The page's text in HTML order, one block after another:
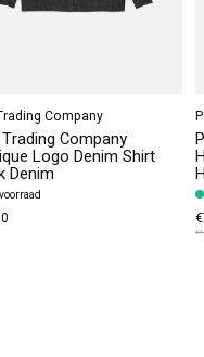
Company
Company
Logo Denim Shirt
Denim